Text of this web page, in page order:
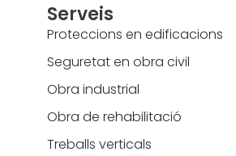
Serveis
Proteccions en edificacions
Seguretat en obra civil
Obra industrial
Obra de rehabilitació
Treballs verticals